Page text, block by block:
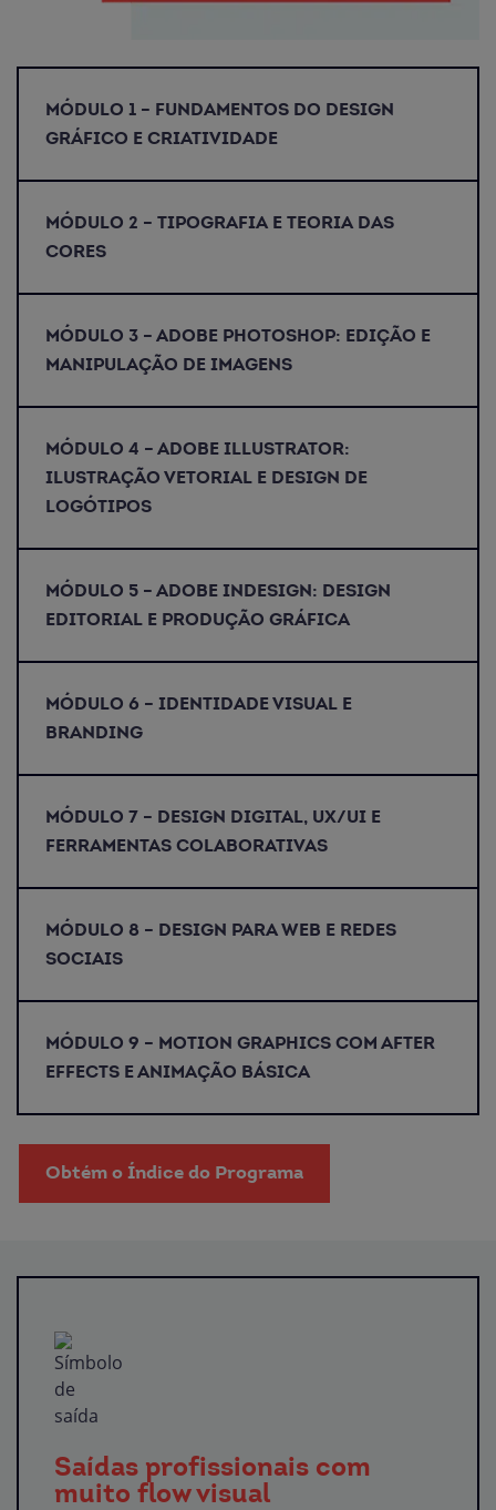
MÓDULO 1 – FUNDAMENTOS DO DESIGN
GRÁFICO E CRIATIVIDADE
MÓDULO 2 – TIPOGRAFIA E TEORIA DAS
CORES
MÓDULO 3 – ADOBE PHOTOSHOP: EDIÇÃO E
MANIPULAÇÃO DE IMAGENS
MÓDULO 4 – ADOBE ILLUSTRATOR:
ILUSTRAÇÃO VETORIAL E DESIGN DE
LOGÓTIPOS
MÓDULO 5 – ADOBE INDESIGN: DESIGN
EDITORIAL E PRODUÇÃO GRÁFICA
MÓDULO 6 – IDENTIDADE VISUAL E
BRANDING
MÓDULO 7 – DESIGN DIGITAL, UX/UI E
FERRAMENTAS COLABORATIVAS
MÓDULO 8 – DESIGN PARA WEB E REDES
SOCIAIS
MÓDULO 9 – MOTION GRAPHICS COM AFTER
EFFECTS E ANIMAÇÃO BÁSICA
Obtém o Índice do Programa
Saídas profissionais com
muito flow visual